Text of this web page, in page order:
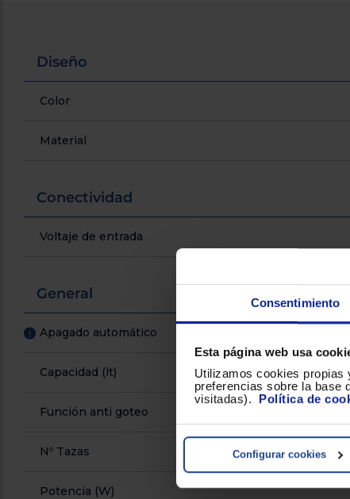
Consentimiento
Esta página web usa
Utilizamos cookies propias
preferencias sobre la base
visitadas). Política de
Configurar cookies
Diseño
Color
Material
Conectividad
Voltaje de entrada
General
! Apagado automático
Capacidad (lt)
Función anti goteo
Nº Tazas
Potencia (W)